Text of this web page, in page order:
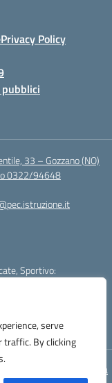
serve
traffic. By clicking
Privacy Policy
33 – Gozzano (NO)
0322/94648
Sportivo:
by Designers Italia